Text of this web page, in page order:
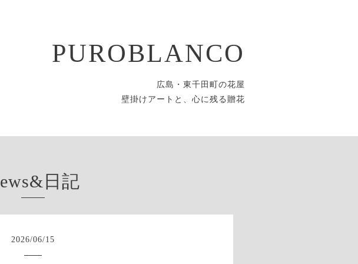
PUROBLANCO
広島・東千田町の花屋
壁掛けアートと、心に残る贈花
日記
2026/06/15